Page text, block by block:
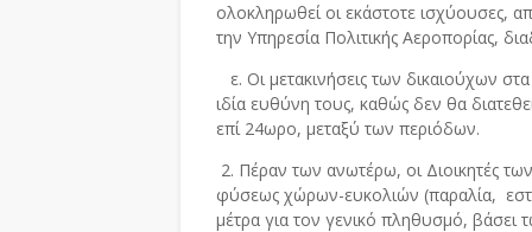
ολοκληρωθεί οι εκάστοτε ισχύουσες,
την Υπηρεσία Πολιτικής Αεροπορίας,
ε. Οι μετακινήσεις των δικαιούχων
ιδία ευθύνη τους, καθώς δεν θα
επί 24ωρο, μεταξύ των περιόδων.
2. Πέραν των ανωτέρω, οι Διοικητές
φύσεως χώρων-ευκολιών (παραλία,
μέτρα για τον γενικό πληθυσμό, βάσει